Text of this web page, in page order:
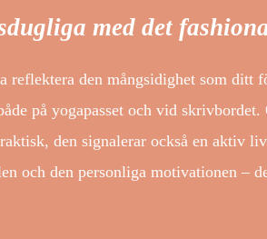
med det
den mångsidighet som ditt
på yogapasset och vid
den signalerar också en aktiv
och den personliga motivationen –